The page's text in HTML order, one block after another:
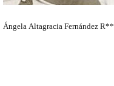
Ángela Altagracia Fernández R**